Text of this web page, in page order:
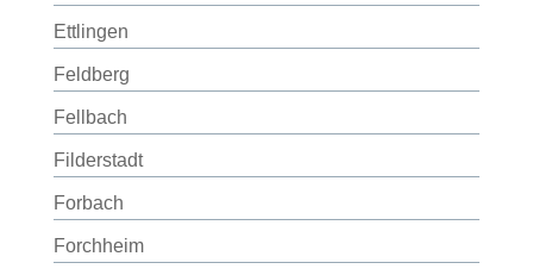
Ettlingen
Feldberg
Fellbach
Filderstadt
Forbach
Forchheim